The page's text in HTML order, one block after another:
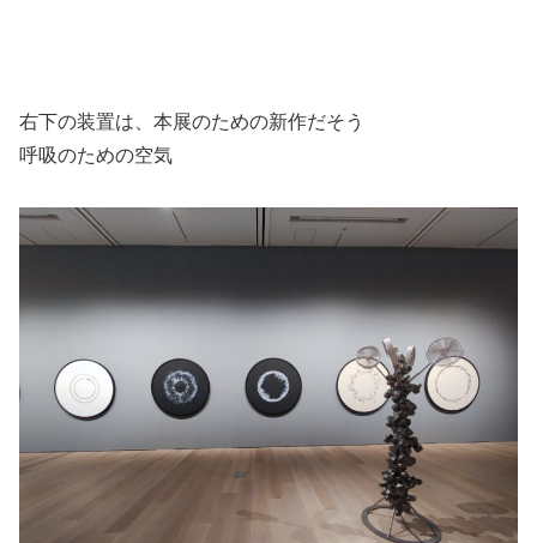
右下の装置は、本展のための新作だそう
呼吸のための空気